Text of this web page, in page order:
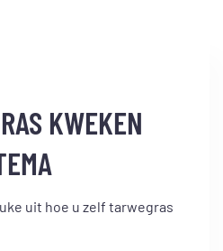
KWEKEN
uit hoe u zelf tarwegras